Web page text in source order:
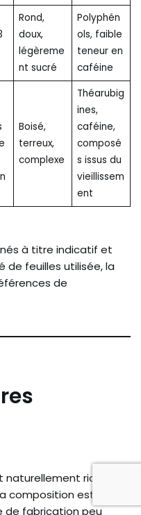
Rond,
doux,
légèreme
nt sucré
Polyphén
ols, faible
teneur en
caféine
Boisé,
terreux,
complexe
Théarubig
ines,
caféine,
composé
s issus du
vieillissem
ent
à titre indicatif et
de feuilles utilisée, la
de
riche en
composition est
de fabrication peu